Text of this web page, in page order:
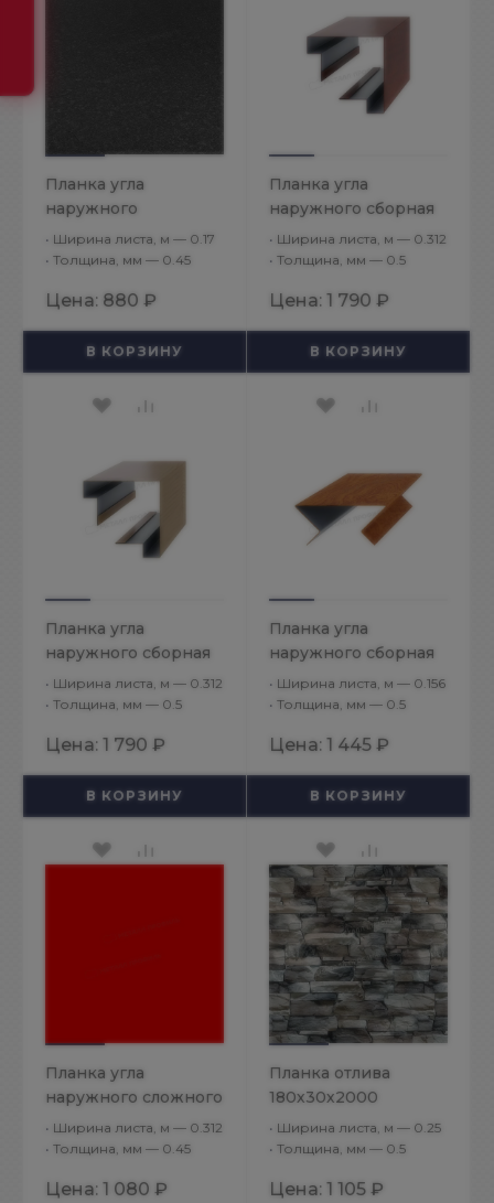
Планка угла
наружного
75х75х3000
(VikingMP-01-7024-
• Ширина листа, м — 0.17
• Толщина, мм — 0.45
Цена: 880 ₽
В КОРЗИНУ
Планка угла
наружного сборная
верхняя 3D
Woodstock
(ECOSTEEL-01-
МореныйДуб-0.5)
• Ширина листа, м — 0.312
• Толщина, мм — 0.5
Цена: 1 790 ₽
В КОРЗИНУ
Планка угла
наружного сборная
верхняя 3D
Woodstock
(ECOSTEEL-01-
Сосна-0.5)
• Ширина листа, м — 0.312
• Толщина, мм — 0.5
Цена: 1 790 ₽
В КОРЗИНУ
Планка угла
наружного сборная
нижняя Woodstock
70х28х3000
Кедр-0.5)
• Ширина листа, м — 0.156
• Толщина, мм — 0.5
Цена: 1 445 ₽
В КОРЗИНУ
Планка угла
наружного сложного
75х75х3000 (ПЭ-01-
3020-0.45)
• Ширина листа, м — 0.312
• Толщина, мм — 0.45
Цена: 1 080 ₽
Планка отлива
180х30х2000
(ECOSTEEL-01-
БелыйКамень-0.5)
• Ширина листа, м — 0.25
• Толщина, мм — 0.5
Цена: 1 105 ₽